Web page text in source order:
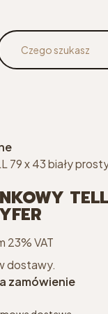
79 x 43 biały
23% VAT
23%VAT
dostawy.
zamówienie